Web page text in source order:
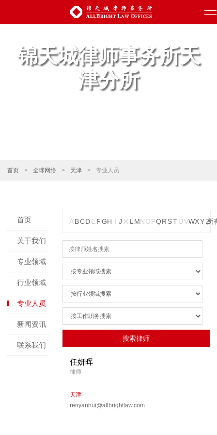
锦天城律师事务所天
津分所
首页 > 全球网络 > 天津 > 专业人员
首页
关于我们
专业领域
行业领域
专业人员
新闻资讯
联系我们
ABCDE FGH I J K L MNOPQR STUVWXYZ
所
任妍晖
律师
天津
renyanhui@allbrightlaw.com